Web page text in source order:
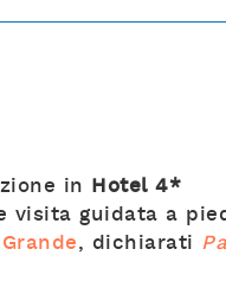
in
Hotel 4*
visita guidata a
, dichiarati